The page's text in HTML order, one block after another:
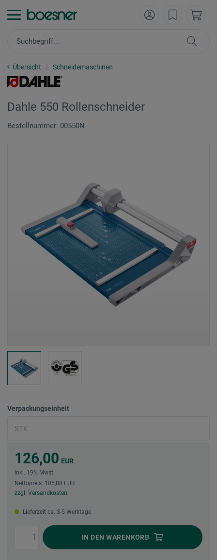
Übersicht Schneidemaschinen
Dahle 550 Rollenschneider
Bestellnummer: 00550N
Verpackungseinheit
126,00 EUR
inkl. 19% Mwst
Nettopreis: 105,88 EUR
zzgl. Versandkosten
Lieferzeit ca. 3-5 Werktage
IN DEN WARENKORB